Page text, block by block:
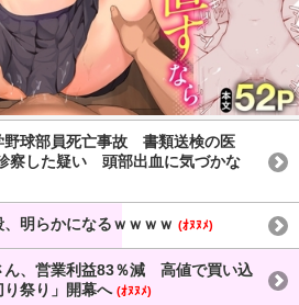
野球部員死亡事故 書類送検の医
察した疑い 頭部出血に気づかな
、明らかになるｗｗｗｗ (ｵﾇﾇﾒ)
ん、営業利益83％減 高値で買い込
り祭り」開幕へ (ｵﾇﾇﾒ)